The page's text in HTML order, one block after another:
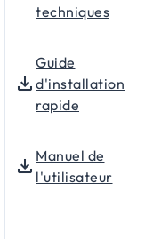
techniques
Guide
d'installation
rapide
Manuel de
l'utilisateur